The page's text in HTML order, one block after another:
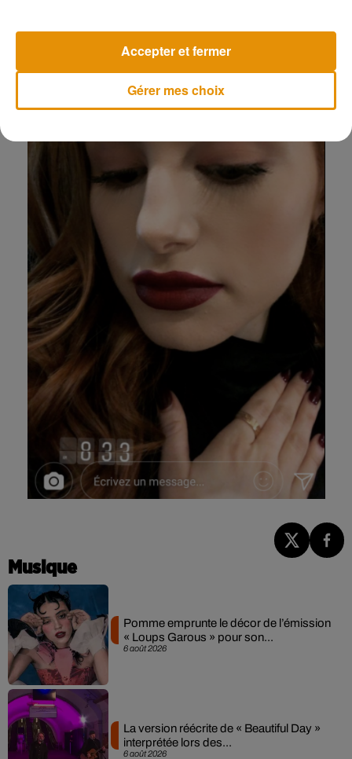
Musique
6 août 2026
Pomme emprunte le décor de l’émission
« Loups Garous » pour son...
6 août 2026
La version réécrite de « Beautiful Day »
interprétée lors des...
Gérer mes choix
Accepter et fermer